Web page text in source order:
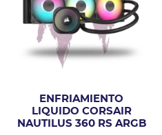
ENFRIAMIENTO
LIQUIDO CORSAIR
NAUTILUS 360 RS ARGB